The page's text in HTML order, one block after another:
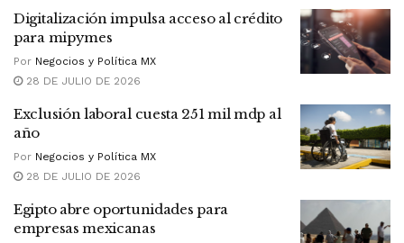
Digitalización impulsa acceso al crédito
para mipymes
Por Negocios y Política MX
28 DE JULIO DE 2026
Exclusión laboral cuesta 251 mil mdp al
año
Por Negocios y Política MX
28 DE JULIO DE 2026
Egipto abre oportunidades para
empresas mexicanas